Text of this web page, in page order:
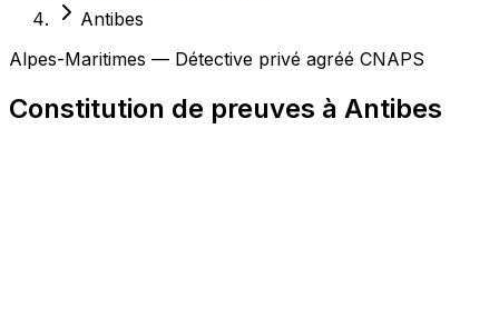
Antibes
Alpes-Maritimes — Détective privé agréé CNAPS
Constitution de preuves à Antibes